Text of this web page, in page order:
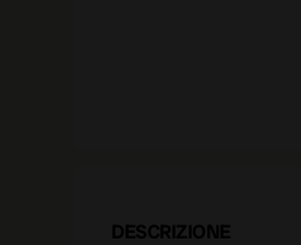
DESCRIZIONE